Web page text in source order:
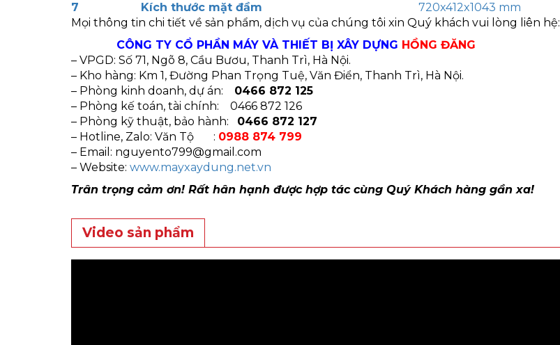
7
Kích thước mặt đầm
720x412x1043 mm
Mọi thông tin chi tiết về sản phẩm, dịch vụ của chúng tôi xin Quý khách vui lòng liên hệ:
CÔNG TY CỔ PHẦN MÁY VÀ THIẾT BỊ XÂY DỰNG HỒNG ĐĂNG
– VPGD: Số 71, Ngõ 8, Cầu Bươu, Thanh Trì, Hà Nội.
– Kho hàng: Km 1, Đường Phan Trọng Tuệ, Văn Điển, Thanh Trì, Hà Nội.
– Phòng kinh doanh, dự án: 0466 872 125
– Phòng kế toán, tài chính: 0466 872 126
– Phòng kỹ thuật, bảo hành: 0466 872 127
– Hotline, Zalo: Văn Tộ : 0988 874 799
– Email: nguyento799@gmail.com
– Website: www.mayxaydung.net.vn
Trân trọng cảm ơn! Rất hân hạnh được hợp tác cùng Quý Khách hàng gần xa!
Video sản phẩm